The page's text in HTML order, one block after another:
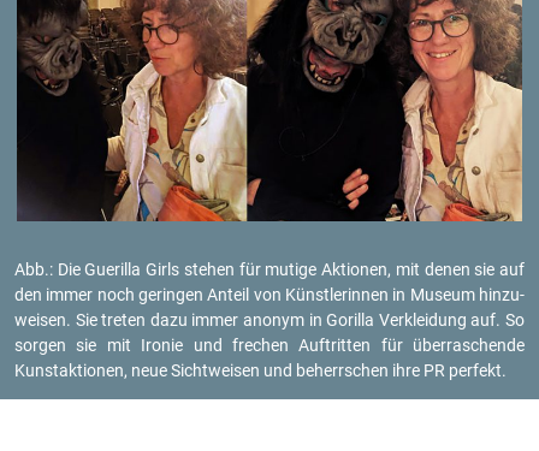
Abb.: Die Gue­ril­la Girls ste­hen für mu­ti­ge Ak­tio­nen, mit denen sie auf
den immer noch ge­rin­gen An­teil von Künst­le­rin­nen in Mu­se­um hin­zu­
wei­sen. Sie tre­ten dazu immer an­onym in Go­ril­la Ver­klei­dung auf. So
sor­gen sie mit Iro­nie und fre­chen Auf­trit­ten für über­ra­schen­de
Kunst­ak­tio­nen, neue Sicht­wei­sen und be­herr­schen ihre PR per­fekt.